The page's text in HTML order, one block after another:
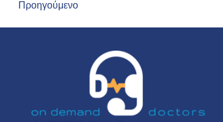
Προηγούμενο